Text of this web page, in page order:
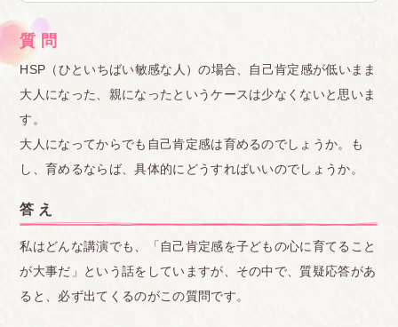
質 問
HSP（ひといちばい敏感な人）の場合、自己肯定感が低いまま
大人になった、親になったというケースは少なくないと思いま
す。
大人になってからでも自己肯定感は育めるのでしょうか。も
し、育めるならば、具体的にどうすればいいのでしょうか。
答 え
私はどんな講演でも、「自己肯定感を子どもの心に育てること
が大事だ」という話をしていますが、その中で、質疑応答があ
ると、必ず出てくるのがこの質問です。